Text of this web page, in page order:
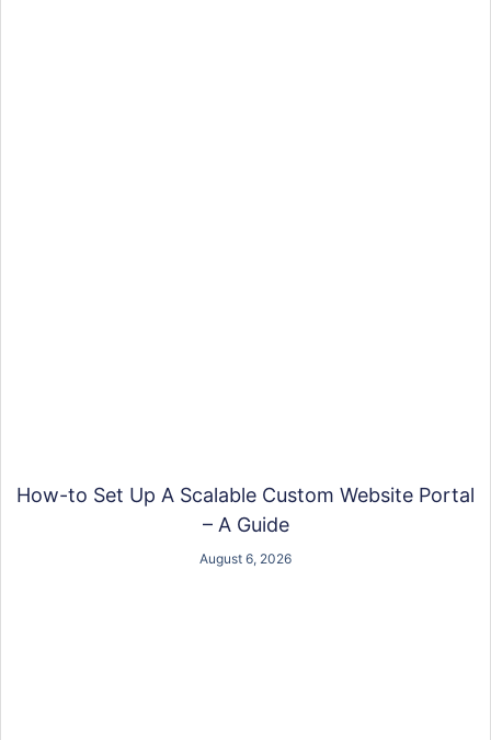
How-to Set Up A Scalable Custom Website Portal
– A Guide
August 6, 2026